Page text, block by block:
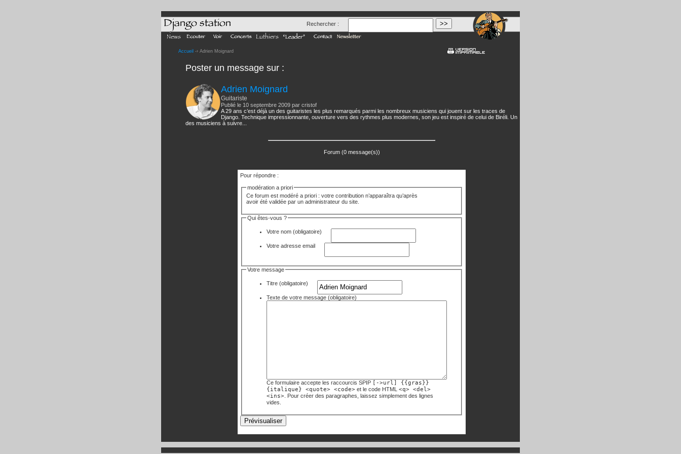
Rechercher :
Accueil -› Adrien Moignard
Poster un message sur :
Adrien Moignard
Guitariste
Publié le 10 septembre 2009 par cristof
A 29 ans c’est déjà un des guitaristes les plus remarqués parmi les nombreux musiciens qui jouent sur les traces de
Django. Technique impressionnante, ouverture vers des rythmes plus modernes, son jeu est inspiré de celui de Biréli. Un
des musiciens à suivre...
Forum (0 message(s))
Pour répondre :
modération a priori
Ce forum est modéré a priori : votre contribution n’apparaîtra qu’après
avoir été validée par un administrateur du site.
Qui êtes-vous ?
Votre nom (obligatoire)
Votre adresse email
Votre message
Titre (obligatoire)
Texte de votre message (obligatoire)
Ce formulaire accepte les raccourcis SPIP
[->url] {{gras}}
{italique} <quote> <code> et le code HTML<q> <del>
<ins> . Pour créer des paragraphes, laissez simplement des lignes
vides.